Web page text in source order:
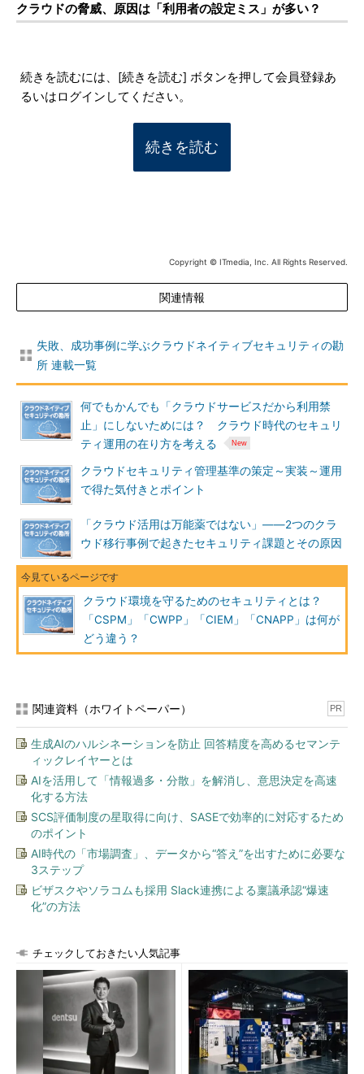
クラウドの脅威、原因は「利用者の設定ミス」が多い？
続きを読むには、[続きを読む] ボタンを押して会員登録あ
るいはログインしてください。
続きを読む
Copyright © ITmedia, Inc. All Rights Reserved.
関連情報
失敗、成功事例に学ぶクラウドネイティブセキュリティの勘
所 連載一覧
何でもかんでも「クラウドサービスだから利用禁
止」にしないためには？ クラウド時代のセキュリ
ティ運用の在り方を考える
クラウドセキュリティ管理基準の策定～実装～運用
で得た気付きとポイント
「クラウド活用は万能薬ではない」――2つのクラ
ウド移行事例で起きたセキュリティ課題とその原因
クラウド環境を守るためのセキュリティとは？
「CSPM」「CWPP」「CIEM」「CNAPP」は何が
どう違う？
関連資料（ホワイトペーパー） PR
生成AIのハルシネーションを防止 回答精度を高めるセマンテ
ィックレイヤーとは
AIを活用して「情報過多・分散」を解消し、意思決定を高速
化する方法
SCS評価制度の星取得に向け、SASEで効率的に対応するため
のポイント
AI時代の「市場調査」、データから“答え”を出すために必要な
3ステップ
ビザスクやソラコムも採用 Slack連携による稟議承認“爆速
化”の方法
チェックしておきたい人気記事